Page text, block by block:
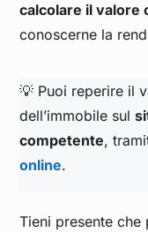
calcolare il valore
conoscerne la
💡 Puoi reperire il
dell’immobile sul
competente,
online.
Tieni presente